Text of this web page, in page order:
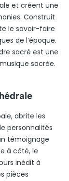
et créent une
Construit
le savoir-faire
de l’époque.
sacré est une
sacrée.
abrite les
personnalités
témoignage
à côté, le
inédit à
pièces